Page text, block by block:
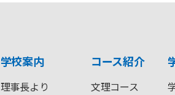
学校案内
理事長より
コース紹介
文理コース